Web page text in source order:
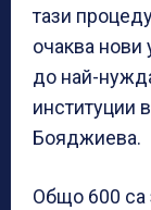
тази
очаква нови
до най-
институции
Бояджиева.
Общо 600 са